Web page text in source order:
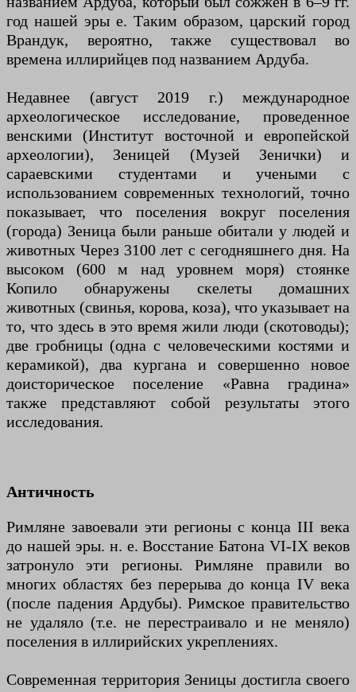
год нашей эры е. Таким образом, царский город
Врандук, вероятно, также существовал во
времена иллирийцев под названием Ардуба.
Недавнее (август 2019 г.) международное
археологическое исследование, проведенное
венскими (Институт восточной и европейской
археологии), Зеницей (Музей Зенички) и
сараевскими студентами и учеными с
использованием современных технологий, точно
показывает, что поселения вокруг поселения
(города) Зеница были раньше обитали у людей и
животных Через 3100 лет с сегодняшнего дня. На
высоком (600 м над уровнем моря) стоянке
Копило обнаружены скелеты домашних
животных (свинья, корова, коза), что указывает на
то, что здесь в это время жили люди (скотоводы);
две гробницы (одна с человеческими костями и
керамикой), два кургана и совершенно новое
доисторическое поселение «Равна градина»
также представляют собой результаты этого
исследования.
Античность
Римляне завоевали эти регионы с конца III века
до нашей эры. н. е. Восстание Батона VI-IX веков
затронуло эти регионы. Римляне правили во
многих областях без перерыва до конца IV века
(после падения Ардубы). Римское правительство
не удаляло (т.е. не перестраивало и не меняло)
поселения в иллирийских укреплениях.
Современная территория Зеницы достигла своего